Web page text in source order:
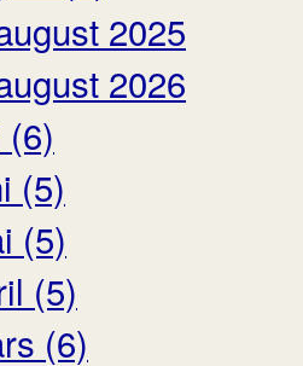
2025
2026
(5)
(5)
(5)
(6)